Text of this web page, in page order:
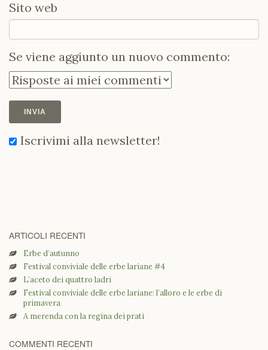
Sito web
Se viene aggiunto un nuovo commento:
Iscrivimi alla newsletter!
ARTICOLI RECENTI
Erbe d’autunno
Festival conviviale delle erbe lariane #4
L’aceto dei quattro ladri
Festival conviviale delle erbe lariane: l’alloro e le erbe di
primavera
A merenda con la regina dei prati
COMMENTI RECENTI